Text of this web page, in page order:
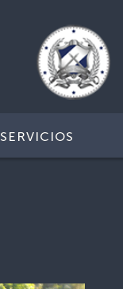
SERVICIOS